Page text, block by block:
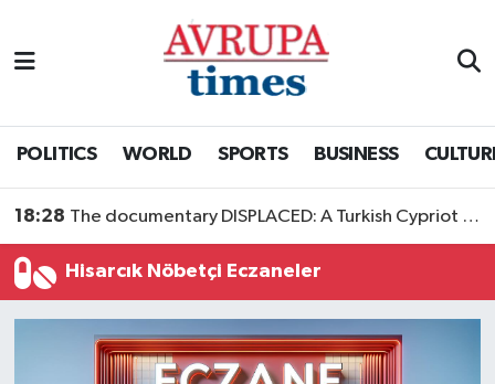
POLITICS WORLD SPORTS BUSINESS
18:28 The documentary DISPLACED: A Turkish Cypriot Story is now available to watch
Hisarcık Nöbetçi Eczaneler
Nöbetçi Eczaneler
Tüm Manşetler